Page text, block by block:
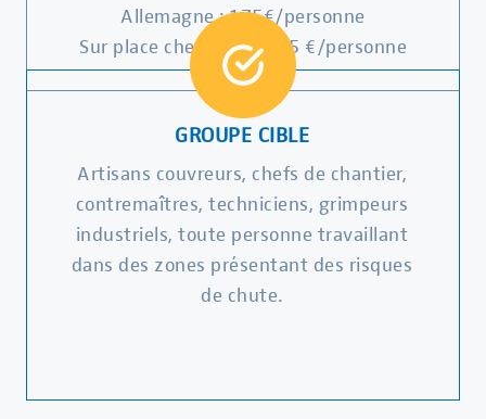
Allemagne : 175€/personne
Sur place chez vous : 225 €/personne
GROUPE CIBLE
Artisans couvreurs, chefs de chantier,
contremaîtres, techniciens, grimpeurs
industriels, toute personne travaillant
dans des zones présentant des risques
de chute.